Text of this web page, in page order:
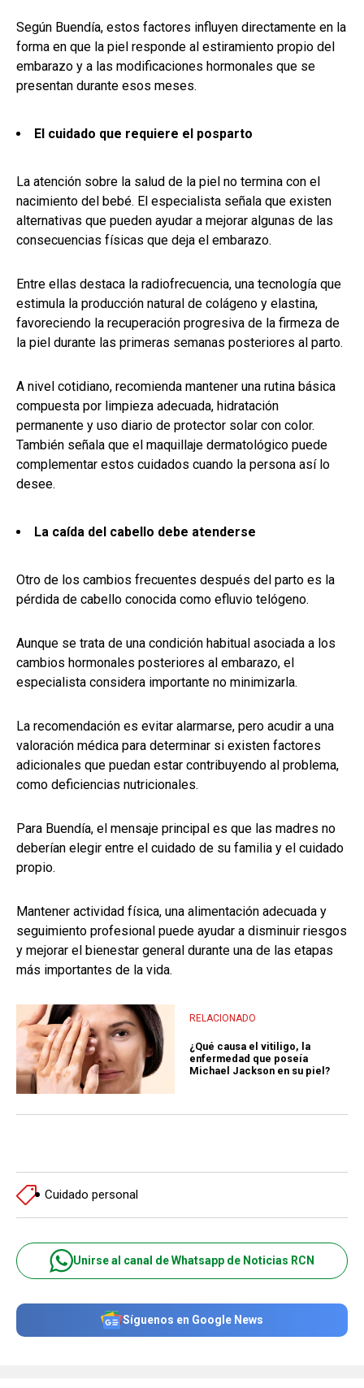
Según Buendía, estos factores influyen directamente en la
forma en que la piel responde al estiramiento propio del
embarazo y a las modificaciones hormonales que se
presentan durante esos meses.
El cuidado que requiere el posparto
La atención sobre la salud de la piel no termina con el
nacimiento del bebé. El especialista señala que existen
alternativas que pueden ayudar a mejorar algunas de las
consecuencias físicas que deja el embarazo.
Entre ellas destaca la radiofrecuencia, una tecnología que
estimula la producción natural de colágeno y elastina,
favoreciendo la recuperación progresiva de la firmeza de
la piel durante las primeras semanas posteriores al parto.
A nivel cotidiano, recomienda mantener una rutina básica
compuesta por limpieza adecuada, hidratación
permanente y uso diario de protector solar con color.
También señala que el maquillaje dermatológico puede
complementar estos cuidados cuando la persona así lo
desee.
La caída del cabello debe atenderse
Otro de los cambios frecuentes después del parto es la
pérdida de cabello conocida como efluvio telógeno.
Aunque se trata de una condición habitual asociada a los
cambios hormonales posteriores al embarazo, el
especialista considera importante no minimizarla.
La recomendación es evitar alarmarse, pero acudir a una
valoración médica para determinar si existen factores
adicionales que puedan estar contribuyendo al problema,
como deficiencias nutricionales.
Para Buendía, el mensaje principal es que las madres no
deberían elegir entre el cuidado de su familia y el cuidado
propio.
Mantener actividad física, una alimentación adecuada y
seguimiento profesional puede ayudar a disminuir riesgos
y mejorar el bienestar general durante una de las etapas
más importantes de la vida.
RELACIONADO
¿Qué causa el vitiligo, la
enfermedad que poseía
Michael Jackson en su piel?
Cuidado personal
Unirse al canal de Whatsapp de Noticias RCN
Síguenos en Google News